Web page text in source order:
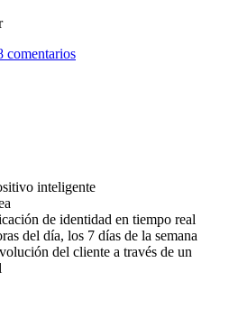
comentarios
inteligente
de identidad en tiempo real
del día, los 7 días de la semana
del cliente a través de un